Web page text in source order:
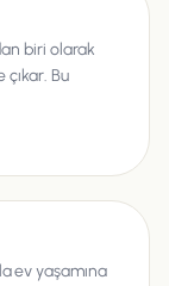
biri olarak
Bu
ev yaşamına